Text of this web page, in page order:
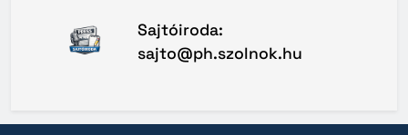
Sajtóiroda:
sajto@ph.szolnok.hu